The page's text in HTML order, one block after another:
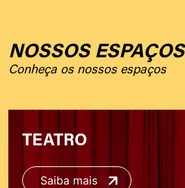
NOSSOS ESPAÇOS
Conheça os nossos espaços
TEATRO
Saiba mais